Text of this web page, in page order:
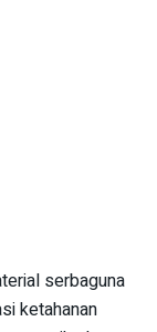
serbaguna
ketahanan